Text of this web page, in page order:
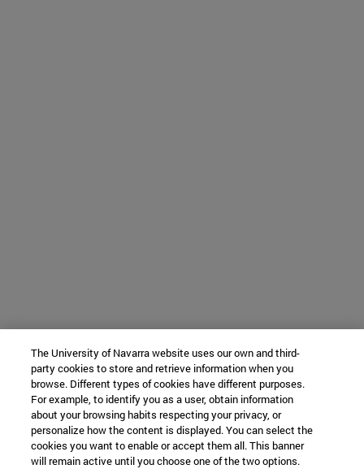
The University of Navarra website uses our own and third-
party cookies to store and retrieve information when you
browse. Different types of cookies have different purposes.
For example, to identify you as a user, obtain information
about your browsing habits respecting your privacy, or
personalize how the content is displayed. You can select the
cookies you want to enable or accept them all. This banner
will remain active until you choose one of the two options.